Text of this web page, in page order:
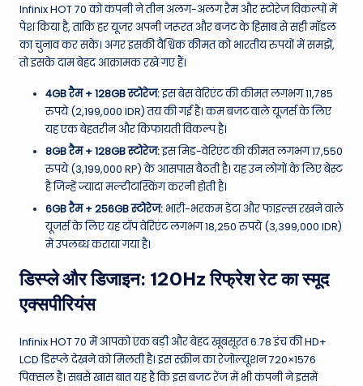
Infinix HOT 70 को कंपनी ने तीन अलग-अलग रैम और स्टोरेज विकल्पों में
पेश किया है, ताकि हर यूजर अपनी जरूरत और बजट के हिसाब से सही मॉडल
का चुनाव कर सके। अगर इसकी वैश्विक कीमत को भारतीय रुपयों में समझें,
तो इसके दाम बेहद आक्रामक रखे गए हैं।
4GB रैम + 128GB स्टोरेज:इस बेस वेरिएंट की कीमत लगभग 11,785
रुपये (2,199,000 IDR) तय की गई है। कम बजट वाले यूजर्स के लिए
यह एक बेहतरीन और किफायती विकल्प है।
8GB रैम + 128GB स्टोरेज:इस मिड-वेरिएंट की कीमत लगभग 17,550
रुपये (3,199,000 RP) के आसपास बैठती है। यह उन लोगों के लिए बेस्ट
है जिन्हें ज्यादा मल्टीटास्किंग करनी होती है।
6GB रैम + 256GB स्टोरेज: भारी-भरकम डेटा और फाइल्स रखने वाले
यूजर्स के लिए यह टॉप वेरिएंट लगभग 18,250 रुपये (3,399,000 IDR)
में उपलब्ध कराया गया है।
डिस्प्ले और डिजाइन: 120Hz रिफ्रेश रेट का स्मूद
एक्सपीरियंस
Infinix HOT 70 में आपको एक बड़ी और बेहद खूबसूरत 6.78 इंच की HD+
LCD डिस्प्ले देखने को मिलती है। इस स्क्रीन का रेजोल्यूशन 720×1576
पिक्सल है। सबसे खास बात यह है कि इस बजट रेंज में भी कंपनी ने इसमें